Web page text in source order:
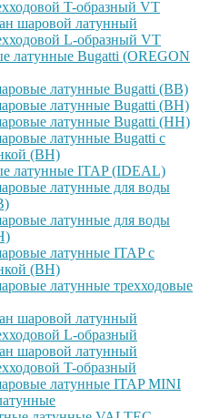
T-образный VT
шаровой латунный
L-образный VT
латунные Bugatti (OREGON
латунные Bugatti (ВВ)
латунные Bugatti (ВН)
латунные Bugatti (НН)
латунные Bugatti с
(ВН)
латунные ITAP (IDEAL)
латунные для воды
латунные для воды
латунные ITAP с
(ВН)
латунные трехходовые
шаровой латунный
L-образный
шаровой латунный
T-образный
латунные ITAP MINI